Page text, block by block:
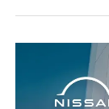
El acuerdo
de Desarrollo
al Ambiente,
municipios, en